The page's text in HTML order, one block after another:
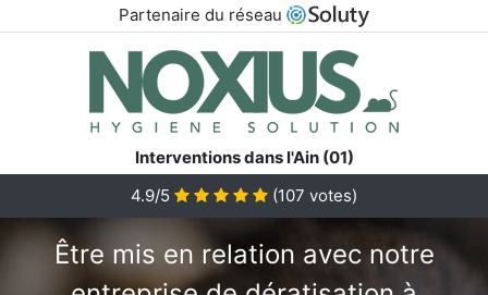
Partenaire du réseau
Interventions dans l'Ain (01)
4.9/5
(107 votes)
Être mis en relation avec notre